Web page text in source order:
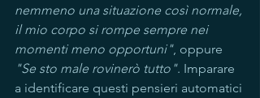
nemmeno una situazione così normale,
il mio corpo si rompe sempre nei
momenti meno opportuni", oppure
"Se sto male rovinerò tutto". Imparare
a identificare questi pensieri automatici